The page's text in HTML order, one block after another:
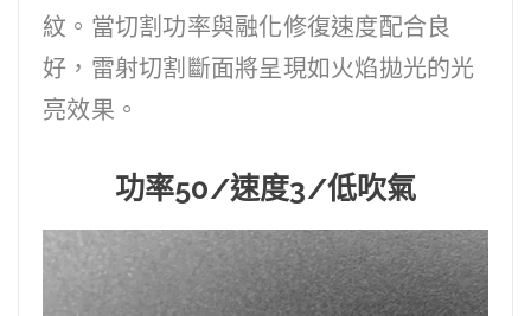
紋。當切割功率與融化修復速度配合良
好，雷射切割斷面將呈現如火焰拋光的光
亮效果。
功率50/速度3/低吹氣